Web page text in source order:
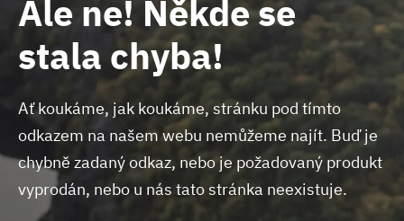
Ale ne! Někde se
stala chyba!
Ať koukáme, jak koukáme, stránku pod tímto
odkazem na našem webu nemůžeme najít. Buď je
chybně zadaný odkaz, nebo je požadovaný produkt
vyprodán, nebo u nás tato stránka neexistuje.